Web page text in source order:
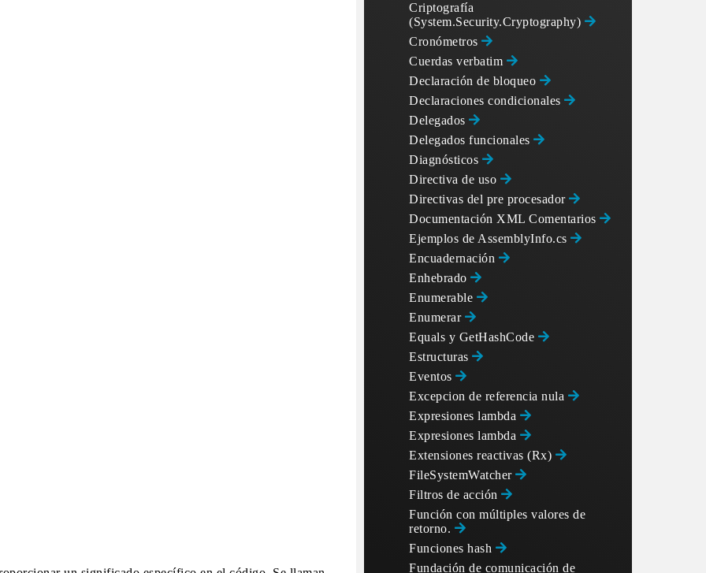
Criptografía
(System.Security.Cryptography)
Cronómetros
Cuerdas verbatim
Declaración de bloqueo
Declaraciones condicionales
Delegados
Delegados funcionales
Diagnósticos
Directiva de uso
Directivas del pre procesador
Documentación XML Comentarios
Ejemplos de AssemblyInfo.cs
Encuadernación
Enhebrado
Enumerable
Enumerar
Equals y GetHashCode
Estructuras
Eventos
Excepcion de referencia nula
Expresiones lambda
Expresiones lambda
Extensiones reactivas (Rx)
FileSystemWatcher
Filtros de acción
Función con múltiples valores de
retorno.
Funciones hash
Fundación de comunicación de